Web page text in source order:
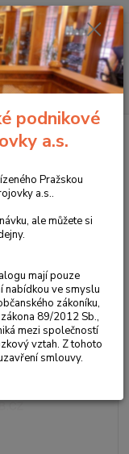
Menu
Hledat
Pepřový sprej Sabre Red
Civilian,
podnikové
a.s.
Pražskou
a.s..
ale můžete si
mají pouze
nabídkou ve smyslu
zákoníku,
89/2012 Sb.,
mezi společností
vztah. Z tohoto
smlouvy.